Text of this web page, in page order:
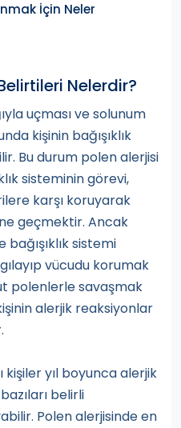
İçin Neler
Nelerdir?
uçması ve solunum
kişinin bağışıklık
Bu durum polen alerjisi
sisteminin görevi,
karşı koruyarak
geçmektir. Ancak
sistemi
vücudu korumak
polenlerle savaşmak
alerjik reaksiyonlar
kişiler yıl boyunca alerjik
belirli
Polen alerjisinde en